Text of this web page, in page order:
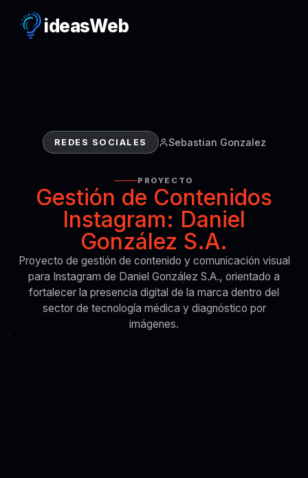
ideasWeb
REDES SOCIALES Sebastian Gonzalez
PROYECTO
Gestión de Contenidos
Instagram: Daniel
González S.A.
Proyecto de gestión de contenido y comunicación visual
para Instagram de Daniel González S.A., orientado a
fortalecer la presencia digital de la marca dentro del
sector de tecnología médica y diagnóstico por
imágenes.